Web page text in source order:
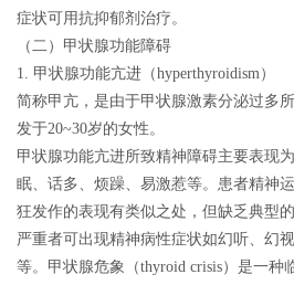
症状可用抗抑郁剂治疗。
（二）甲状腺功能障碍
1. 甲状腺功能亢进（hyperthyroidism）
简称甲亢，是由于甲状腺激素分泌过多
发于20~30岁的女性。
甲状腺功能亢进所致精神障碍主要表现
眠、话多、烦躁、易激惹等。 患者精神
狂发作的表现有类似之处，但缺乏典型
严重者可出现精神病性症状如幻听、幻
等。甲状腺危象（thyroid crisis）是一种